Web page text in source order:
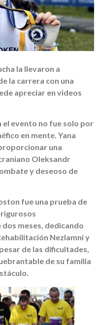
la llevaron a
la carrera con una
apreciar en videos
el evento no fue solo por
en mente. Yana
una
Oleksandr
y deseoso de
fue una prueba de
rigurosos
meses, dedicando
Nezlamni y
de las dificultades,
de su familia